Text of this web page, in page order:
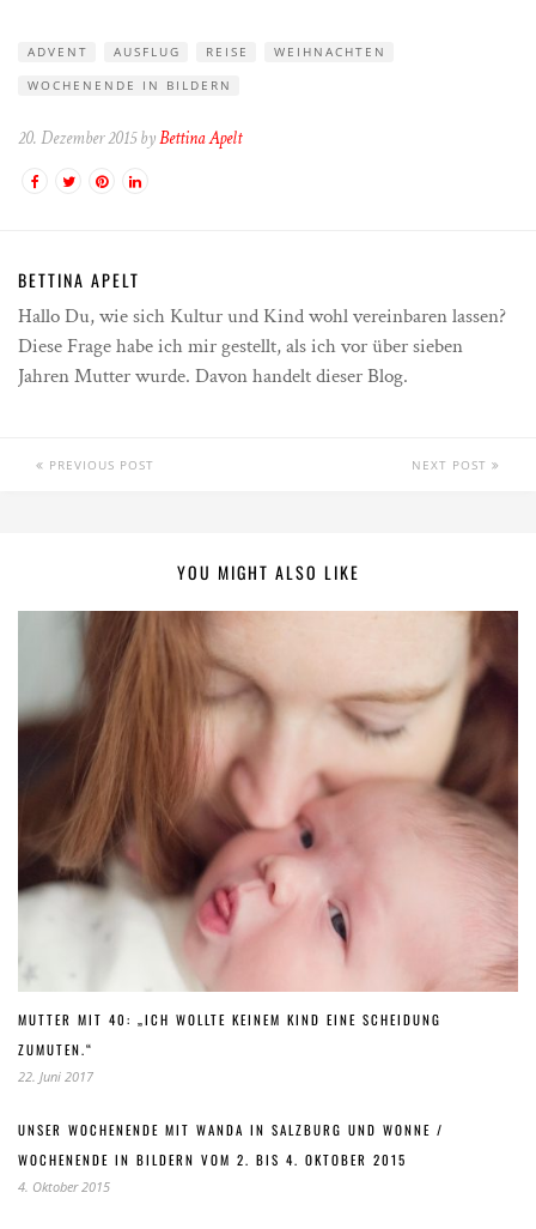
ADVENT AUSFLUG REISE
WEIHNACHTEN
WOCHENENDE IN BILDERN
20. Dezember 2015 byBettina Apelt
BETTINA APELT
Hallo Du, wie sich Kultur und Kind wohl vereinbaren lassen?
Diese Frage habe ich mir gestellt, als ich vor über sieben
Jahren Mutter wurde. Davon handelt dieser Blog.
PREVIOUS POST NEXT POST
YOU MIGHT ALSO LIKE
MUTTER MIT 40: „ICH WOLLTE KEINEM KIND EINE SCHEIDUNG
ZUMUTEN.“
22. Juni 2017
UNSER WOCHENENDE MIT WANDA IN SALZBURG UND WONNE /
WOCHENENDE IN BILDERN VOM 2. BIS 4. OKTOBER 2015
4. Oktober 2015